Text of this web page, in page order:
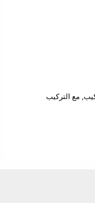
مع التركيب